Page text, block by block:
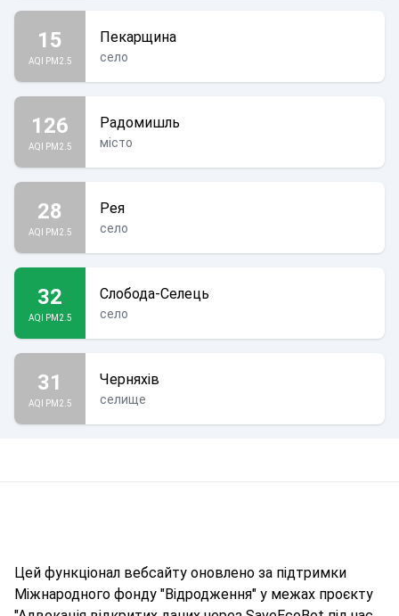
15
AQI PM2.5
Пекарщина
село
126
AQI PM2.5
Радомишль
місто
28
AQI PM2.5
Рея
село
32
AQI PM2.5
Слобода-Селець
село
31
AQI PM2.5
Черняхів
селище
Цей функціонал вебсайту оновлено за підтримки
Міжнародного фонду "Відродження" у межах проєкту